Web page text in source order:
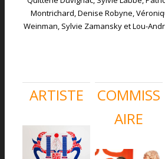
Montrichard, Denise Robyne,
Weinman, Sylvie Zamansky et Lou-
ARTISTE
COMMISS
AIRE